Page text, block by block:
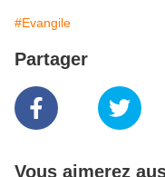
#Evangile
Partager
Vous aimerez